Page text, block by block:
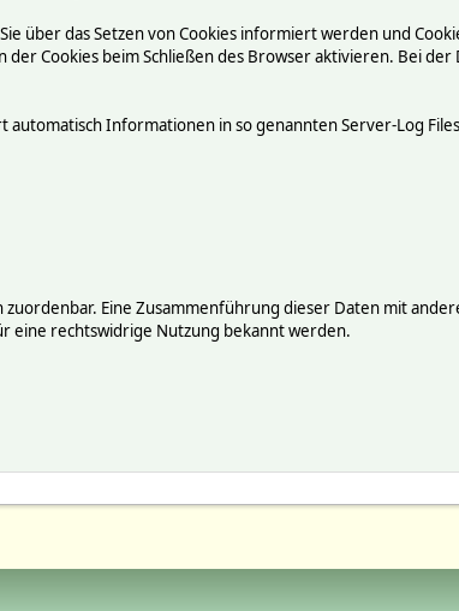
über das Setzen von Cookies informiert werden und
der Cookies beim Schließen des Browser aktivieren. Bei
Informationen in so genannten Server-Log
Eine Zusammenführung dieser Daten mit
eine rechtswidrige Nutzung bekannt werden.